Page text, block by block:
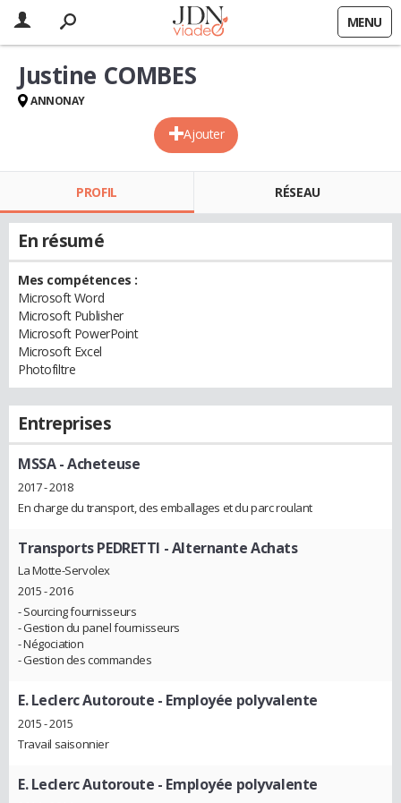
MENU
Ajouter
Justine COMBES
ANNONAY
PROFIL RÉSEAU
En résumé
Mes compétences :
Microsoft Word
Microsoft Publisher
Microsoft PowerPoint
Microsoft Excel
Photofiltre
Entreprises
MSSA- Acheteuse
2017 - 2018
En charge du transport, des emballages et du parc roulant
Transports PEDRETTI - Alternante Achats
La Motte-Servolex
2015 - 2016
- Sourcing fournisseurs
- Gestion du panel fournisseurs
- Négociation
- Gestion des commandes
E. Leclerc Autoroute - Employée polyvalente
2015 - 2015
Travail saisonnier
E. Leclerc Autoroute - Employée polyvalente